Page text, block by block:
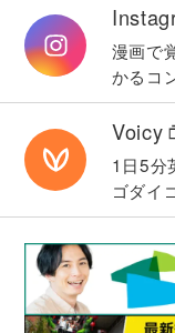
Lesson 45
同意表現 I
相手の発言に対
英語では様々な
を理解し、適切
す。
Lesson 46
相手の発言に対
いことを望む／
ちを伝えられる
漫画で
かるコ
Voicy
1日5分
ゴダイ